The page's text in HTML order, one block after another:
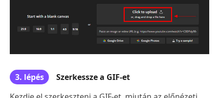
3. lépés
Szerkessze a GIF-et